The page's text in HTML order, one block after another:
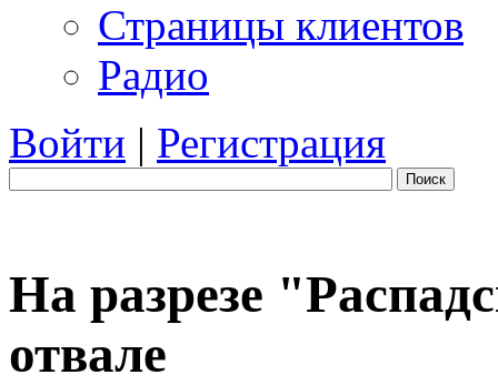
Страницы клиентов
Радио
Войти | Регистрация
Поиск
На разрезе
отвале